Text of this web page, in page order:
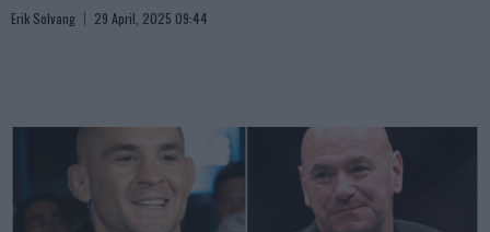
Erik Solvang 29 April, 2025 09:44